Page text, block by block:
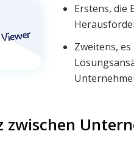
Erstens, die
Zwei­tens,
zwischen